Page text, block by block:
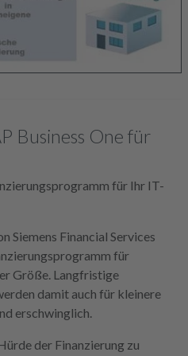
Business One für
für Ihr IT-
Siemens Financial Services
für
Größe. Langfristige
damit auch für kleinere
erschwinglich.
der Finanzierung zu